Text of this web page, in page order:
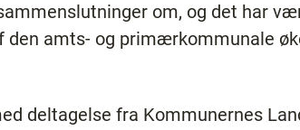
om, og det har
amts- og primærkommunale
deltagelse fra Kommunernes